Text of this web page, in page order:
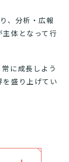
、分析・広報
体となって行
に成長しよう
盛り上げてい